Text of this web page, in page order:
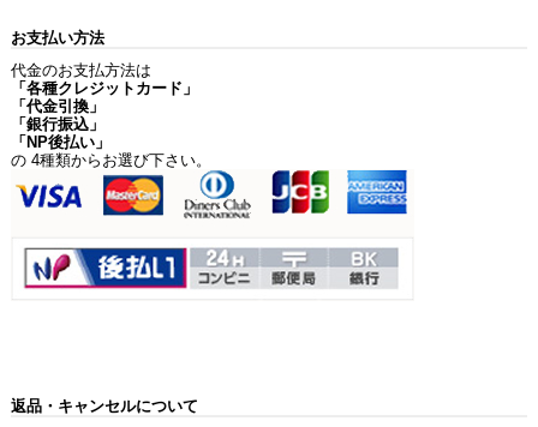
お支払い方法
代金のお支払方法は
「各種クレジットカード」
「代金引換」
「銀行振込」
「NP後払い」
の 4種類からお選び下さい。
返品・キャンセルについて